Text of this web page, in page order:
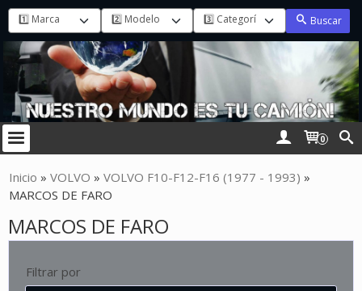
Buscar
0
Inicio » VOLVO » VOLVO F10-F12-F16 (1977 - 1993) »
MARCOS DE FARO
MARCOS DE FARO
Filtrar por